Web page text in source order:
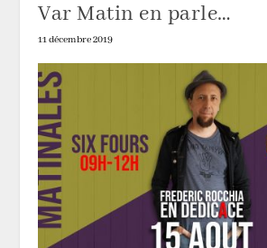
Var Matin en parle…
11 décembre 2019